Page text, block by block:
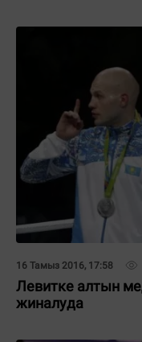
16 Тамыз 2016, 17:58
Левитке алтын
жиналуда